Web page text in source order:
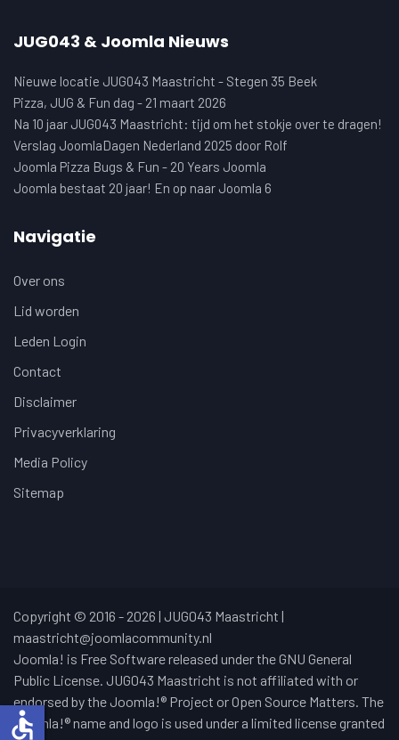
JUG043 & Joomla Nieuws
Nieuwe locatie JUG043 Maastricht - Stegen 35 Beek
Pizza, JUG & Fun dag - 21 maart 2026
Na 10 jaar JUG043 Maastricht: tijd om het stokje over te dragen!
Verslag JoomlaDagen Nederland 2025 door Rolf
Joomla Pizza Bugs & Fun - 20 Years Joomla
Joomla bestaat 20 jaar! En op naar Joomla 6
Navigatie
Over ons
Lid worden
Leden Login
Contact
Disclaimer
Privacyverklaring
Media Policy
Sitemap
Copyright © 2016 - 2026 | JUG043 Maastricht |
maastricht@joomlacommunity.nl
Joomla! is Free Software released under the GNU General
Public License. JUG043 Maastricht is not affiliated with or
endorsed by the Joomla!® Project or Open Source Matters. The
Joomla!® name and logo is used under a limited license granted
accessible